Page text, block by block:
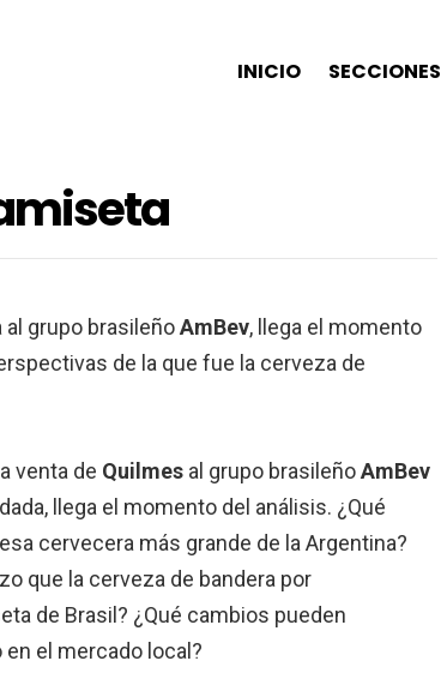
INICIO SECCIONES
al grupo brasileñoAmBev, llega el momento
de la que fue la cerveza de
venta de Quilmes al grupo brasileñoAmBev
llega el momento del análisis. ¿Qué
cervecera más grande de la Argentina?
que la cerveza de bandera por
de Brasil? ¿Qué cambios pueden
el mercado local?